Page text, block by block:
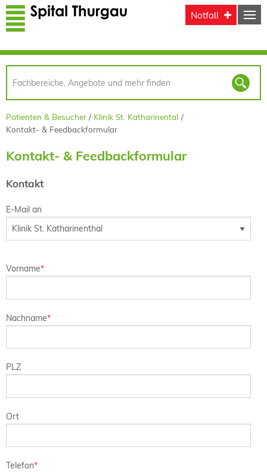
Direkt zum Inhalt
Notfall
Patienten & Besucher
Klinik St. Katharinental
Kontakt- & Feedbackformular
Kontakt- & Feedbackformular
Kontakt
E-Mail an
Vorname*
Nachname*
PLZ
Ort
Telefon*